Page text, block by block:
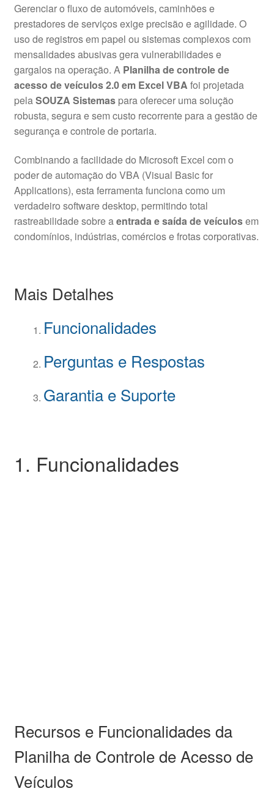
Gerenciar o fluxo de automóveis, caminhões e
prestadores de serviços exige precisão e agilidade. O
uso de registros em papel ou sistemas complexos com
mensalidades abusivas gera vulnerabilidades e
gargalos na operação. A Planilha de controle de
acesso de veículos 2.0 em Excel VBA foi projetada
pela SOUZA Sistemaspara oferecer uma solução
robusta, segura e sem custo recorrente para a gestão de
segurança e controle de portaria.
Combinando a facilidade do Microsoft Excel com o
poder de automação do VBA (Visual Basic for
Applications), esta ferramenta funciona como um
verdadeiro software desktop, permitindo total
rastreabilidade sobre aentrada e saída de veículosem
condomínios, indústrias, comércios e frotas corporativas.
Mais Detalhes
Funcionalidades
Perguntas e Respostas
Garantia e Suporte
1. Funcionalidades
Recursos e Funcionalidades da
Planilha de Controle de Acesso de
Veículos